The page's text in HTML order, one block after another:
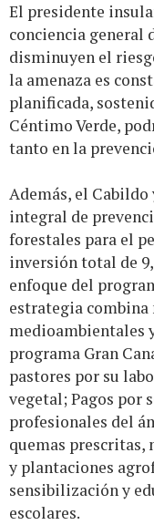
El presidente
conciencia general
disminuyen el
la amenaza es
planificada,
Céntimo Verde,
tanto en la
Además, el
integral de
forestales para el
inversión total de
enfoque del
estrategia combina
medioambientales
programa Gran
pastores por su
vegetal; Pagos por
profesionales del
quemas
y plantaciones
sensibilización y
escolares.